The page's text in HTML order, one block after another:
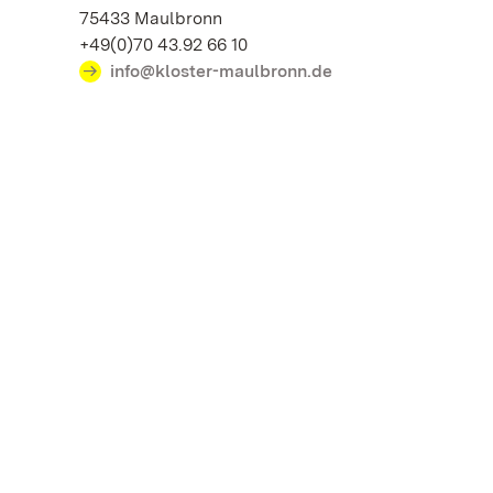
75433 Maulbronn
+49(0)70 43.92 66 10
info@kloster-maulbronn.de